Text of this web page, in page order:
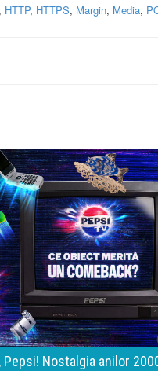
, HTTP, HTTPS, Margin, Media,
Pepsi! Nostalgia anilor